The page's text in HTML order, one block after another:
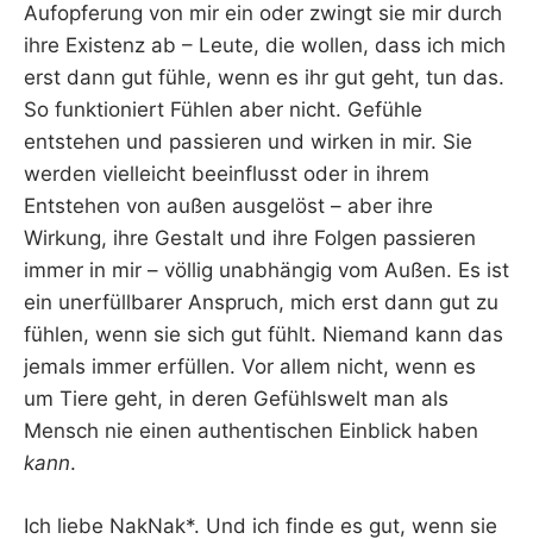
Aufopferung von mir ein oder zwingt sie mir durch
ihre Existenz ab – Leute, die wollen, dass ich mich
erst dann gut fühle, wenn es ihr gut geht, tun das.
So funktioniert Fühlen aber nicht. Gefühle
entstehen und passieren und wirken in mir. Sie
werden vielleicht beeinflusst oder in ihrem
Entstehen von außen ausgelöst – aber ihre
Wirkung, ihre Gestalt und ihre Folgen passieren
immer in mir – völlig unabhängig vom Außen. Es ist
ein unerfüllbarer Anspruch, mich erst dann gut zu
fühlen, wenn sie sich gut fühlt. Niemand kann das
jemals immer erfüllen. Vor allem nicht, wenn es
um Tiere geht, in deren Gefühlswelt man als
Mensch nie einen authentischen Einblick haben
kann.
Ich liebe NakNak*. Und ich finde es gut, wenn sie